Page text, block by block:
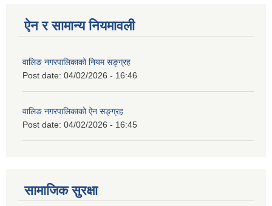
ऐन र सामान्य नियमावली
वालिङ नगरपालिकाको नियम सङ्ग्रह
Post date: 04/02/2026 - 16:46
वालिङ नगरपालिकाको ऐन सङ्ग्रह
Post date: 04/02/2026 - 16:45
सामाजिक सुरक्षा